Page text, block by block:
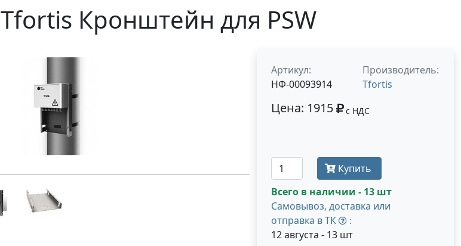
Tfortis Кронштейн для PSW
Артикул:
НФ-00093914
Производитель:
Tfortis
Цена: 1915 с НДС
Купить
Всего в наличии - 13 шт
Самовывоз, доставка или
отправка в ТК
:
12 августа - 13 шт